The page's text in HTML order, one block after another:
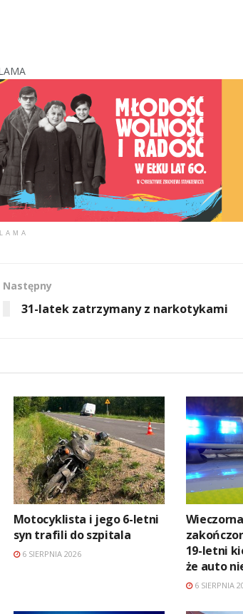
Następny
31-latek zatrzymany z narkotykami
Motocyklista i jego 6-letni
syn trafili do szpitala
6 SIERPNIA 2026
19-letni
że auto
6 SIERPNIA